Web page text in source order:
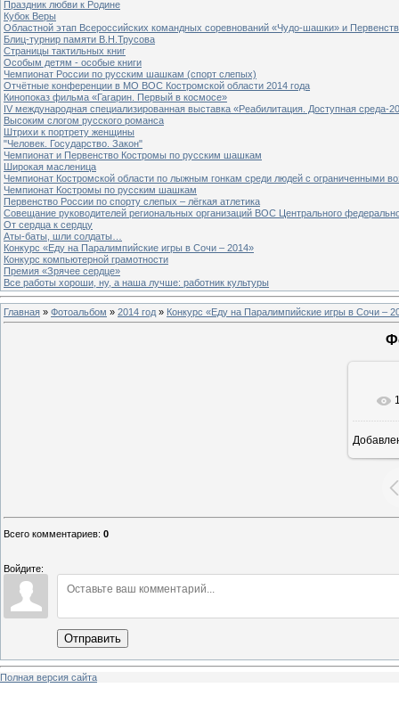
Праздник любви к Родине
Кубок Веры
Областной этап Всероссийских командных соревнований «Чудо-шашки» и
Блиц-турнир памяти В.Н.Трусова
Страницы тактильных книг
Особым детям - особые книги
Чемпионат России по русским шашкам (спорт слепых)
Отчётные конференции в МО ВОС Костромской области 2014 года
Кинопоказ фильма «Гагарин. Первый в космосе»
IV международная специализированная выставка «Реабилитация. Доступная среда-
Высоким слогом русского романса
Штрихи к портрету женщины
"Человек. Государство. Закон"
Чемпионат и Первенство Костромы по русским шашкам
Широкая масленица
Чемпионат Костромской области по лыжным гонкам среди людей с ограниченными
Чемпионат Костромы по русским шашкам
Первенство России по спорту слепых – лёгкая атлетика
Совещание руководителей региональных организаций ВОС Центрального
От сердца к сердцу
Аты-баты, шли солдаты…
Конкурс «Еду на Паралимпийские игры в Сочи – 2014»
Конкурс компьютерной грамотности
Премия «Зрячее сердце»
Все работы хороши, ну, а наша лучше: работник культуры
Главная » Фотоальбом » 2014 год » Конкурс «Еду на Паралимпийские игры в Сочи –
Всего комментариев: 0
Войдите:
Отправить
Полная версия сайта